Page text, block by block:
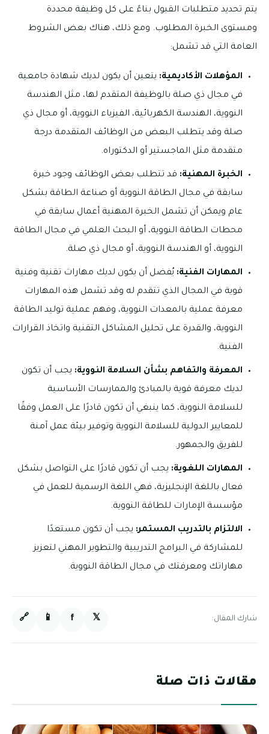
يتم تحديد متطلبات القبول بناءً على كل وظيفة محددة
ومستوى الخبرة المطلوب. ومع ذلك، هناك بعض الشروط
العامة التي قد تشمل:
المؤهلات الأكاديمية: يتعين أن يكون لديك شهادة جامعية
في مجال ذي صلة بالوظيفة المتقدم لها، مثل الهندسة
النووية، الهندسة الكهربائية، الفيزياء النووية، أو مجال ذي
صلة وقد يتطلب البعض من الوظائف المتقدمة درجة
متقدمة مثل الماجستير أو الدكتوراه.
الخبرة المهنية: قد تتطلب بعض الوظائف وجود خبرة
سابقة في مجال الطاقة النووية أو صناعة الطاقة بشكل
عام ويمكن أن تشمل الخبرة المهنية أعمال سابقة في
محطات الطاقة النووية، أو البحث العلمي في مجال الطاقة
النووية، أو الهندسة النووية، أو مجال ذي صلة.
المهارات الفنية: يُفضل أن يكون لديك مهارات تقنية وفنية
قوية في المجال الذي تتقدم له وقد تشمل هذه المهارات
معرفة عملية بالمعدات النووية، وفهم عملية توليد الطاقة
النووية، والقدرة على تحليل المشاكل التقنية واتخاذ القرارات
الفنية.
المعرفة والتفاهم بشأن السلامة النووية: يجب أن تكون
لديك معرفة قوية بالمبادئ والممارسات الأساسية
للسلامة النووية، كما ينبغي أن تكون قادرًا على العمل وفقًا
للمعايير الدولية للسلامة النووية وتوفير بيئة عمل آمنة
للفريق والجمهور.
المهارات اللغوية: يجب أن تكون قادرًا على التواصل بشكل
فعال باللغة الإنجليزية، فهي اللغة الرسمية للعمل في
مؤسسة الإمارات للطاقة النووية.
الالتزام بالتدريب المستمر: يجب أن تكون مستعدًا
للمشاركة في البرامج التدريبية والتطوير المهني لتعزيز
مهاراتك ومعرفتك في مجال الطاقة النووية.
شارك المقال: 𝕏
f
📱
🔗
مقالات ذات صلة